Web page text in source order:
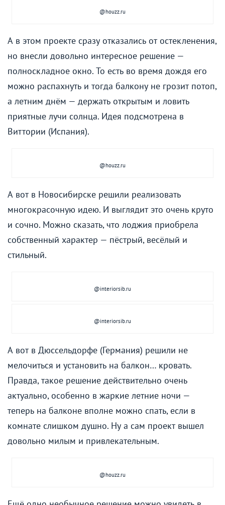
@houzz.ru
А в этом проекте сразу отказались от остекленения,
но внесли довольно интересное решение —
полноскладное окно. То есть во время дождя его
можно распахнуть и тогда балкону не грозит потоп,
а летним днём — держать открытым и ловить
приятные лучи солнца. Идея подсмотрена в
Виттории (Испания).
@houzz.ru
А вот в Новосибирске решили реализовать
многокрасочную идею. И выглядит это очень круто
и сочно. Можно сказать, что лоджия приобрела
собственный характер — пёстрый, весёлый и
стильный.
@interiorsib.ru
@interiorsib.ru
А вот в Дюссельдорфе (Германия) решили не
мелочиться и установить на балкон… кровать.
Правда, такое решение действительно очень
актуально, особенно в жаркие летние ночи —
теперь на балконе вполне можно спать, если в
комнате слишком душно. Ну а сам проект вышел
довольно милым и привлекательным.
@houzz.ru